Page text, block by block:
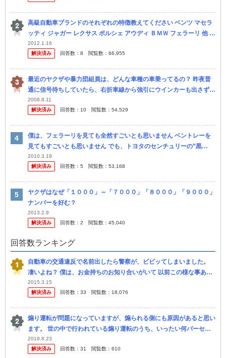
高級自動車ブランドのそれぞれの特徴教えてください ベンツ マセラ
ッティ ジャガー レクサス ポルシェ アウディ ＢＭＷ フェラーリ 他 車
の知識が全然ないのでつっこみ所多いと思いますが大体で知り...
2012.1.16
解決済み
回答数： 8 閲覧数： 66,955
最近のヤクザや暴力団組員は、どんな車種の車乗ってるの？ 昨夜普
通に信号待ちしていたら、右折車線から強引にウインカーも出さず本
線に横入りされた 3台とも黒い車で、車種はベンツ、セルシオ、セン
チュ...
2008.8.11
解決済み
回答数： 10 閲覧数： 54,529
僕は、フェラーリを見ても全然すごいとも思いません ベントレーを
見てもすごいとも思いません でも、トヨタのセンチュリーの”黒
色”と、ロールスロイスの”銀色”が嫌いなんです これらの色は、共に
お...
2010.3.19
解決済み
回答数： 5 閲覧数： 53,168
ヤクザはなぜ「１０００」～「７０００」「８０００」「９０００」
ナンバーを好む？
2013.2.9
解決済み
回答数： 2 閲覧数： 45,040
回答数ランキング
自動車の交通違反で名前出したら警察が、ビビッてしまいました。
凄いよね？ 僕は、お金持ちのお知り合いがいて 以前この様な事あり
ました。 トヨタのセンチュリーで走っていました。 すると白バイ
が...
2015.3.15
解決済み
回答数： 33 閲覧数： 18,076
煽り運転が問題になっていますが、煽られる側にも原因があると思い
ます。 世の中で行われている煽り運転のうち、いったい何パーセン
トが煽られる側に起因すると思われますか？ ズバリ数字で書いて頂
きたい...
2019.8.23
解決済み
回答数： 31 閲覧数： 610